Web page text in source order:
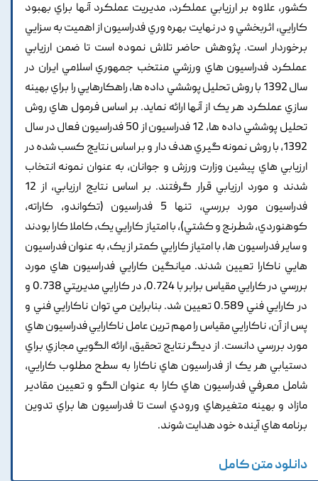
کشور, علاوه بر ارزيابي عملکرد, مديريت عملکرد آنها براي بهبود
کارايي, اثربخشي و در نهايت بهره وري فدراسيون از اهميت به سزايي
برخوردار است. پژوهش حاضر تلاش نموده است تا ضمن ارزيابي
عملکرد فدراسيون هاي ورزشي منتخب جمهوري اسلامي ايران در
سال 1392 با روش تحليل پوششي داده ها, راهکارهايي را براي بهينه
سازي عملکرد هر يک از آنها ارائه نمايد. بر اساس فرمول هاي روش
تحليل پوششي داده ها, 12 فدراسيون از 50 فدراسيون فعال در سال
1392, با روش نمونه گيري هدف دار و بر اساس نتايج کسب شده در
ارزيابي هاي پيشين وزارت ورزش و جوانان, به عنوان نمونه انتخاب
شدند و مورد ارزيابي قرار گرفتند. بر اساس نتايج ارزيابي, از 12
فدراسيون مورد بررسي, تنها 5 فدراسيون (تکواندو, کاراته,
کوهنوردي, شطرنج و کشتي), با امتياز کارايي يک, کاملا کارا بودند
و ساير فدراسيون ها, با امتياز کارايي کمتر از يک, به عنوان فدراسيون
هايي ناکارا تعيين شدند. ميانگين کارايي فدراسيون هاي مورد
بررسي در کارايي مقياس برابر با 0.724, در کارايي مديريتي 0.738 و
در کارايي فني 0.589 تعيين شد. بنابراين مي توان ناکارايي فني و
پس از آن, ناکارايي مقياس را مهم ترين عامل ناکارايي فدراسيون هاي
مورد بررسي دانست. از ديگر نتايج تحقيق, ارائه الگويي مجازي براي
دستيابي هر يک از فدراسيون هاي ناکارا به سطح مطلوب کارايي,
شامل معرفي فدراسيون هاي کارا به عنوان الگو و تعيين مقادير
مازاد و بهينه متغيرهاي ورودي است تا فدراسيون ها براي تدوين
برنامه هاي آينده خود هدايت شوند.
دانلود متن کامل